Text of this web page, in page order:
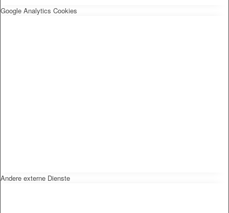
Google Analytics Cookies
Andere externe Dienste